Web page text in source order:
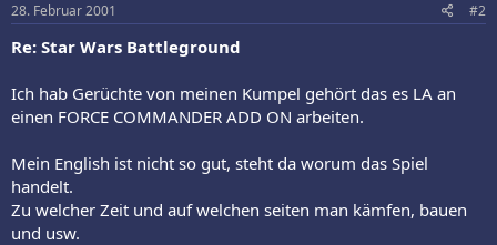
28. Februar 2001 #2
Re: Star Wars Battleground
Ich hab Gerüchte von meinen Kumpel gehört das es LA an
einen FORCE COMMANDER ADD ON arbeiten.
Mein English ist nicht so gut, steht da worum das Spiel
handelt.
Zu welcher Zeit und auf welchen seiten man kämfen, bauen
und usw.